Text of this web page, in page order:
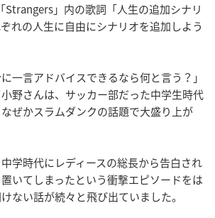
Strangers」内の歌詞「人生の追加シナリ
れの人生に自由にシナリオを追加しよう
一言アドバイスできるなら何と言う？」
野さんは、サッカー部だった中学生時代
ぜかスラムダンクの話題で大盛り上が
学時代にレディースの総長から告白され
いてしまったという衝撃エピソードをは
ない話が続々と飛び出ていました。